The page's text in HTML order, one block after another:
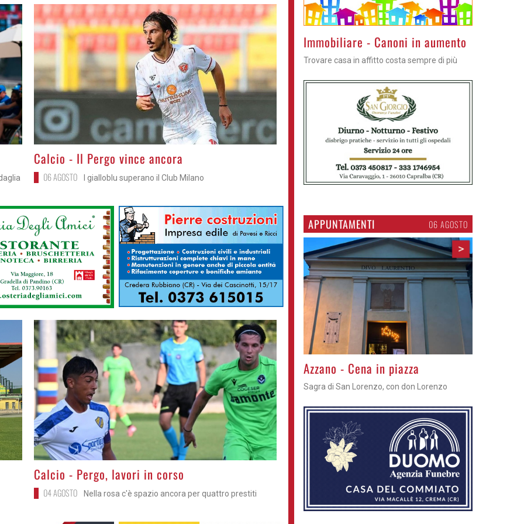
>
Calcio - Il Pergo vince ancora
06 AGOSTO I gialloblu superano il Club Milano
>
Calcio - Pergo, lavori in corso
04 AGOSTO Nella rosa c'è spazio ancora per quattro prestiti
Immobiliare - Canoni in aumento
Trovare casa in affitto costa sempre di più
APPUNTAMENTI 06 AGOSTO
>
Gli appuntamenti fino a sabato
Cosa fare questi giorni nel Cremasco